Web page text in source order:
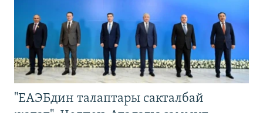
"ЕАЭБдин талаптары сакталбай